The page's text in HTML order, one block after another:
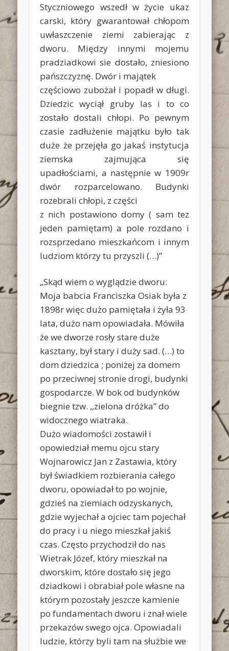
Styczniowego wszedł w życie ukaz
carski, który gwarantował chłopom
uwłaszczenie ziemi zabierając z
dworu. Między innymi mojemu
pradziadkowi sie dostało, zniesiono
pańszczyznę. Dwór i majątek
częściowo zubożał i popadł w długi.
Dziedzic wyciął gruby las i to co
zostało dostali chłopi. Po pewnym
czasie zadłużenie majątku było tak
duże że przejęła go jakaś instytucja
ziemska zajmująca się
upadłościami, a następnie w 1909r
dwór rozparcelowano. Budynki
rozebrali chłopi, z części
z nich postawiono domy ( sam tez
jeden pamiętam) a pole rozdano i
rozsprzedano mieszkańcom i innym
ludziom którzy tu przyszli (…)”
„Skąd wiem o wyglądzie dworu:
Moja babcia Franciszka Osiak była z
1898r więc dużo pamiętała i żyła 93
lata, dużo nam opowiadała. Mówiła
że we dworze rosły stare duże
kasztany, był stary i duży sad. (…) to
dom dziedzica ; poniżej za domem
po przeciwnej stronie drogi, budynki
gospodarcze. W bok od budynków
biegnie tzw. ,,zielona dróżka” do
widocznego wiatraka.
Dużo wiadomości zostawił i
opowiedział memu ojcu stary
Wojnarowicz Jan z Zastawia, który
był świadkiem rozbierania całego
dworu, opowiadał to po wojnie,
gdzieś na ziemiach odzyskanych,
gdzie wyjechał a ojciec tam pojechał
do pracy i u niego mieszkał jakiś
czas. Często przychodził do nas
Wietrak Józef, który mieszkał na
dworskim, które dostało się jego
dziadkowi i obrabiał pole własne na
którym pozostały jeszcze kamienie
po fundamentach dworu i znał wiele
przekazów swego ojca. Opowiadali
ludzie, którzy byli tam na służbie we